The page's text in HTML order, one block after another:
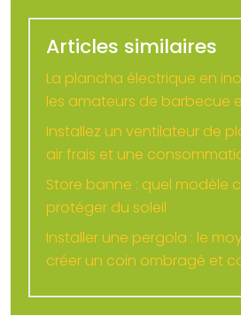
Articles similaires
La plancha électrique en
les amateurs de barbecue
Installez un ventilateur de
air frais et une
Store banne : quel modèle
protéger du soleil
Installer une pergola : le
créer un coin ombragé et